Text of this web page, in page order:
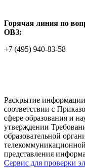
Горячая линия по
ОВЗ:
+7 (495) 940-83-58
Раскрытие информации
соответствии с
сфере образования и
утверждении
образовательной
представления
Сервис для проверки